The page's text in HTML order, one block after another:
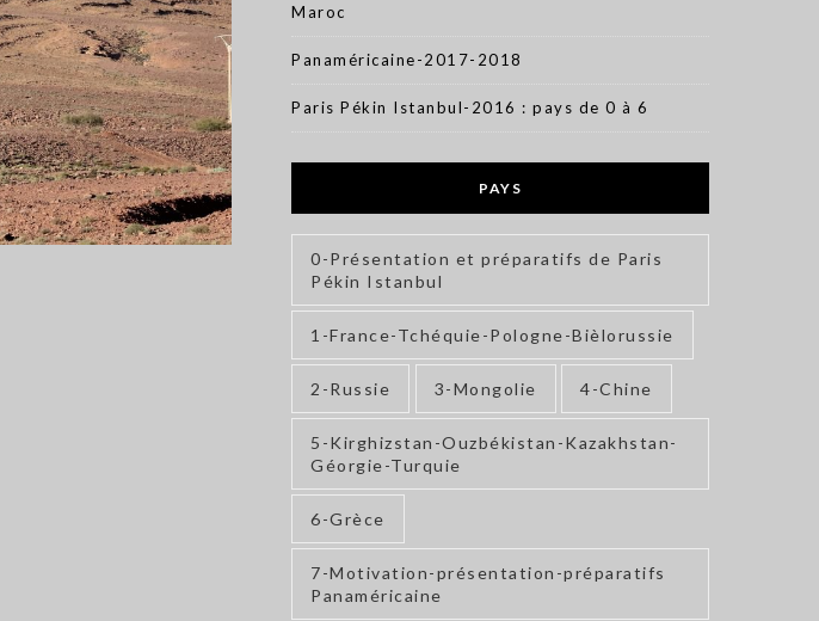
Maroc
Panaméricaine-2017-2018
Paris Pékin Istanbul-2016 : pays de 0 à 6
PAYS
0-Présentation et préparatifs de Paris
Pékin Istanbul
1-France-Tchéquie-Pologne-Bièlorussie
2-Russie 3-Mongolie 4-Chine
5-Kirghizstan-Ouzbékistan-Kazakhstan-
Géorgie-Turquie
6-Grèce
7-Motivation-présentation-préparatifs
Panaméricaine